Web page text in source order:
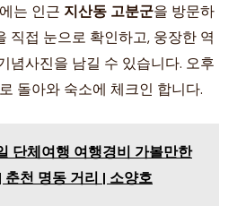
는 인근 지산동 고분군을 방문하
직접 눈으로 확인하고, 웅장한 역
념사진을 남길 수 있습니다. 오후
돌아와 숙소에 체크인 합니다.
단체여행 여행경비 가볼만한
천 명동 거리 | 소양호